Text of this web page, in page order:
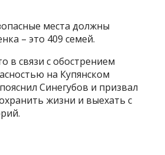
места должны
– это 409 семей.
в связи с обострением
на Купянском
Синегубов и призвал
жизни и выехать с